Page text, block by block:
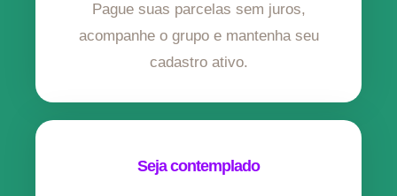
Pague suas parcelas sem juros,
acompanhe o grupo e mantenha seu
cadastro ativo.
Seja contemplado